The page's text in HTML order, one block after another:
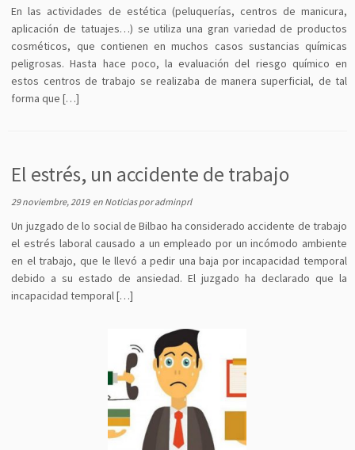
En las actividades de estética (peluquerías, centros de manicura,
aplicación de tatuajes…) se utiliza una gran variedad de productos
cosméticos, que contienen en muchos casos sustancias químicas
peligrosas. Hasta hace poco, la evaluación del riesgo químico en
estos centros de trabajo se realizaba de manera superficial, de tal
forma que […]
El estrés, un accidente de trabajo
29 noviembre, 2019en Noticiasporadminprl
Un juzgado de lo social de Bilbao ha considerado accidente de trabajo
el estrés laboral causado a un empleado por un incómodo ambiente
en el trabajo, que le llevó a pedir una baja por incapacidad temporal
debido a su estado de ansiedad. El juzgado ha declarado que la
incapacidad temporal […]